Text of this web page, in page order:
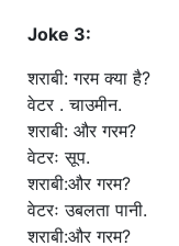
Joke 3:
शराबी: गरम क्या है?
वेटर . चाउमीन.
शराबी: और गरम?
वेटरः सूप.
शराबी:और गरम?
वेटरः उबलता पानी.
शराबी:और गरम?